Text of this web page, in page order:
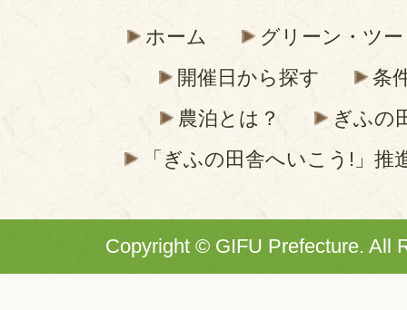
ホーム
グリーン・ツ
開催日から探す
条
農泊とは？
ぎふの
「ぎふの田舎へいこう!」推
Copyright © GIFU Prefecture. All